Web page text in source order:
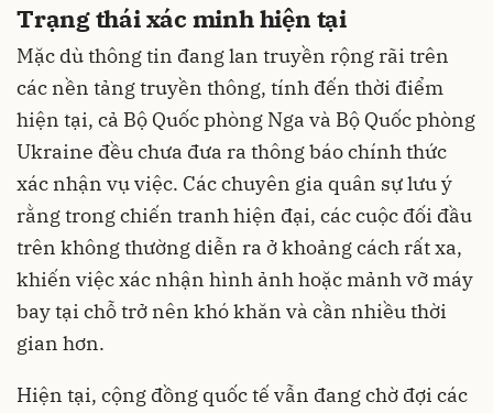
Trạng thái xác minh hiện tại
Mặc dù thông tin đang lan truyền rộng rãi trên
các nền tảng truyền thông, tính đến thời điểm
hiện tại, cả Bộ Quốc phòng Nga và Bộ Quốc phòng
Ukraine đều chưa đưa ra thông báo chính thức
xác nhận vụ việc. Các chuyên gia quân sự lưu ý
rằng trong chiến tranh hiện đại, các cuộc đối đầu
trên không thường diễn ra ở khoảng cách rất xa,
khiến việc xác nhận hình ảnh hoặc mảnh vỡ máy
bay tại chỗ trở nên khó khăn và cần nhiều thời
gian hơn.
Hiện tại, cộng đồng quốc tế vẫn đang chờ đợi các